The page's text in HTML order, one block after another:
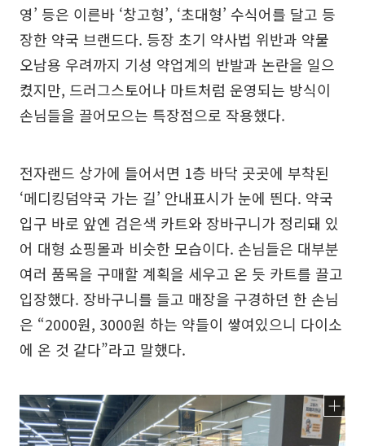
영’ 등은 이른바 ‘창고형’, ‘초대형’ 수식어를 달고 등
장한 약국 브랜드다. 등장 초기 약사법 위반과 약물
오남용 우려까지 기성 약업계의 반발과 논란을 일으
켰지만, 드러그스토어나 마트처럼 운영되는 방식이
손님들을 끌어모으는 특장점으로 작용했다.
전자랜드 상가에 들어서면 1층 바닥 곳곳에 부착된
‘메디킹덤약국 가는 길’ 안내표시가 눈에 띈다. 약국
입구 바로 앞엔 검은색 카트와 장바구니가 정리돼 있
어 대형 쇼핑몰과 비슷한 모습이다. 손님들은 대부분
여러 품목을 구매할 계획을 세우고 온 듯 카트를 끌고
입장했다. 장바구니를 들고 매장을 구경하던 한 손님
은 “2000원, 3000원 하는 약들이 쌓여있으니 다이소
에 온 것 같다”라고 말했다.